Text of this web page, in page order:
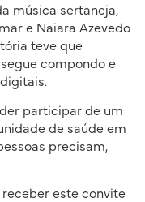
música sertaneja,
e Naiara Azevedo
teve que
compondo e
participar de um
de saúde em
precisam,
receber este convite